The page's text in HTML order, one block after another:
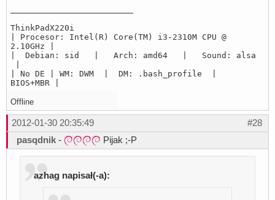
ThinkPadX220i
| Procesor: Intel(R) Core(TM) i3-2310M CPU @
2.10GHz |
| Debian: sid | Arch: amd64 | Sound: alsa
| No DE | WM: DWM | DM: .bash_profile |
BIOS+MBR |
Offline
#28
2012-01-30 20:35:49
pasqdnik - Pijak ;-P
azhag napisał(-a):